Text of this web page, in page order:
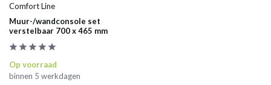
Comfort Line
Muur-/wandconsole set
verstelbaar 700 x 465 mm
Op voorraad
binnen 5 werkdagen